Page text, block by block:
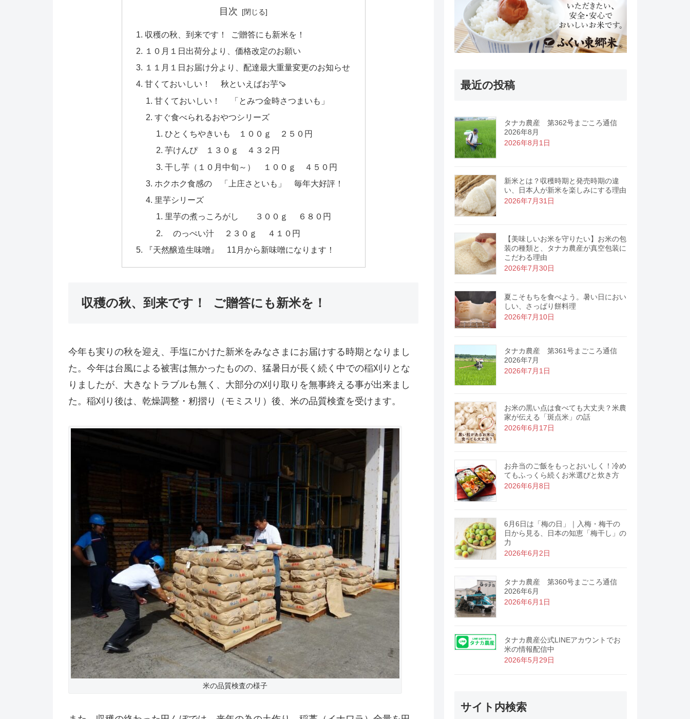
目次
収穫の秋、到来です！ ご贈答にも新米を！
１０月１日出荷分より、価格改定のお願い
１１月１日お届け分より、配達最大重量変更のお知らせ
甘くておいしい！ 秋といえばお芋🍠
甘くておいしい！ 「とみつ金時さつまいも」
すぐ食べられるおやつシリーズ
ひとくちやきいも １００ｇ ２５０円
芋けんぴ １３０ｇ ４３２円
干し芋（１０月中旬～） １００ｇ ４５０円
ホクホク食感の 「上庄さといも」 毎年大好評！
里芋シリーズ
里芋の煮っころがし ３００ｇ ６８０円
のっぺい汁 ２３０ｇ ４１０円
『天然醸造生味噌』 11月から新味噌になります！
収穫の秋、到来です！ ご贈答にも新米を！
今年も実りの秋を迎え、手塩にかけた新米をみなさまにお届けする時期となりまし
た。今年は台風による被害は無かったものの、猛暑日が長く続く中での稲刈りとな
りましたが、大きなトラブルも無く、大部分の刈り取りを無事終える事が出来まし
た。稲刈り後は、乾燥調整・籾摺り（モミスリ）後、米の品質検査を受けます。
米の品質検査の様子
最近の投稿
タナカ農産 第362号まごころ通信
2026年8月
2026年8月1日
新米とは？収穫時期と発売時期の違
い、日本人が新米を楽しみにする理由
2026年7月31日
【美味しいお米を守りたい】お米の包
装の種類と、タナカ農産が真空包装に
こだわる理由
2026年7月30日
夏こそもちを食べよう。暑い日におい
しい、さっぱり餅料理
2026年7月10日
タナカ農産 第361号まごころ通信
2026年7月
2026年7月1日
お米の黒い点は食べても大丈夫？米農
家が伝える「斑点米」の話
2026年6月17日
お弁当のご飯をもっとおいしく！冷め
てもふっくら続くお米選びと炊き方
2026年6月8日
6月6日は「梅の日」｜入梅・梅干の
日から見る、日本の知恵「梅干し」の
力
2026年6月2日
タナカ農産 第360号まごころ通信
2026年6月
2026年6月1日
タナカ農産公式LINEアカウントでお
米の情報配信中
2026年5月29日
サイト内検索